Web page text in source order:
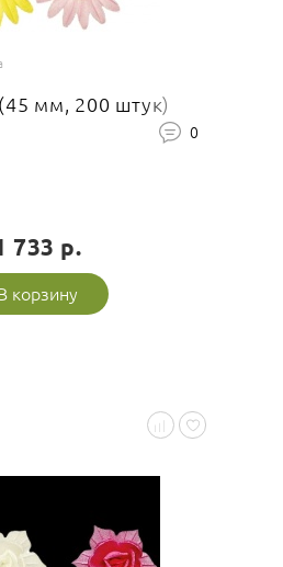
мм, 200 штук)
0
733 р.
корзину